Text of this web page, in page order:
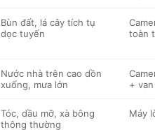
Bùn đất, lá cây tích tụ
dọc tuyến
toàn
Nước nhà trên cao dồn
xuống, mưa lớn
+
Tóc, dầu mỡ, xà bông
thông thường
Máy